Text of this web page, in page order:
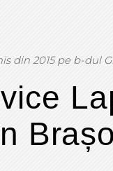
din 2015 pe b-dul